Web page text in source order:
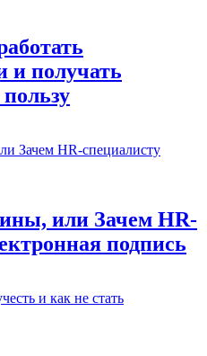
и получать
пользу
или Зачем HR-
подпись